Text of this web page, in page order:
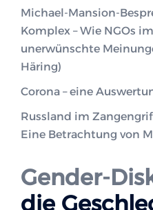
Michael-Mansion-
Komplex – Wie NGOs
unerwünschte
Häring)
Corona – eine
Russland im
Eine Betrachtung von
Gender-
die